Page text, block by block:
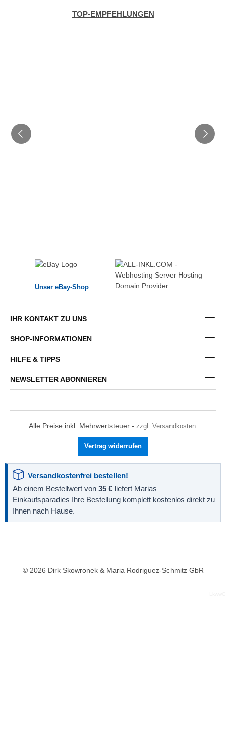
TOP-EMPFEHLUNGEN
Unser eBay-Shop
IHR KONTAKT ZU UNS
SHOP-INFORMATIONEN
HILFE & TIPPS
NEWSLETTER ABONNIEREN
Alle Preise inkl. Mehrwertsteuer - zzgl. Versandkosten.
Vertrag widerrufen
Versandkostenfrei bestellen!
Ab einem Bestellwert von 35 € liefert Marias
Einkaufsparadies Ihre Bestellung komplett kostenlos direkt zu
Ihnen nach Hause.
© 2026 Dirk Skowronek & Maria Rodriguez-Schmitz GbR